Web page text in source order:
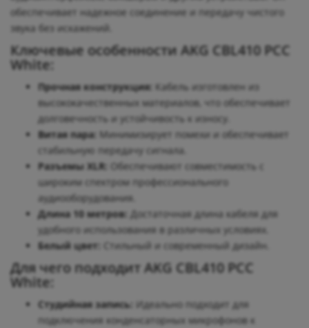
обеспечивает надежное соединение и передачу чистого
звука без искажений.
Ключевые особенности AKG CBL410 PCC
White:
Прочная конструкция: Кабель изготовлен из
высококачественных материалов, что обеспечивает
долговечность и устойчивость к износу.
Витая пара: Минимизирует помехи и обеспечивает
стабильную передачу сигнала.
Разъемы XLR:
Обеспечивают совместимость с
широким спектром профессионального
аудиооборудования.
Длина 10 метров: Достаточная длина кабеля для
удобного использования в различных условиях.
Белый цвет:
Стильный и современный дизайн.
Для чего подходит AKG CBL410 PCC
White:
Студийная запись: Идеально подходит для
подключения конденсаторных микрофонов к